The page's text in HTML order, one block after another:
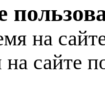
на
сайте